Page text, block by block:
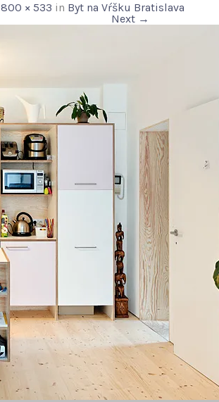
800 × 533 in Byt na Vŕšku Bratislava
Next →